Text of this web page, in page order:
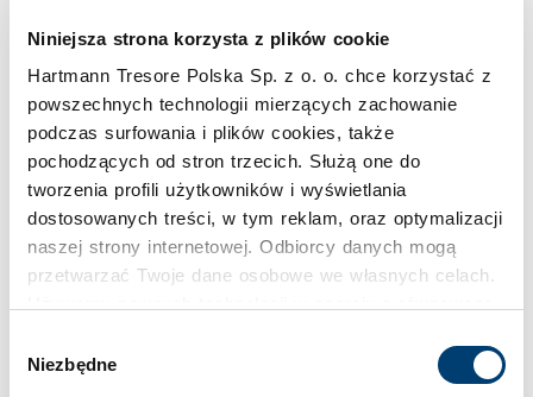
Niniejsza strona korzysta z plików cookie
Hartmann Tresore Polska Sp. z o. o. chce korzystać z
powszechnych technologii mierzących zachowanie
podczas surfowania i plików cookies, także
pochodzących od stron trzecich. Służą one do
tworzenia profili użytkowników i wyświetlania
dostosowanych treści, w tym reklam, oraz optymalizacji
naszej strony internetowej. Odbiorcy danych mogą
przetwarzać Twoje dane osobowe we własnych celach.
zgody
Niezbędne